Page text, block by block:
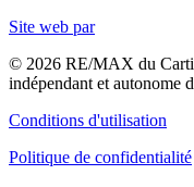
Site web par
© 2026 RE/MAX du
indépendant et autonome
Conditions d'utilisation
Politique de confidentialité